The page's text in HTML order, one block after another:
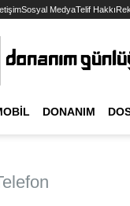
Sosyal MedyaTelif Hakkı
DONANIM